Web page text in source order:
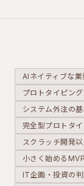
にタイムラ
報告できる
仕組みに変
えること
で、現場と
管理側の情
報共有がリ
アルタイム
に近づきま
す。
AIネイティブな
プロトタイピン
システム外注の
完全型プロトタ
スクラッチ開発
小さく始める
IT企画・投資の